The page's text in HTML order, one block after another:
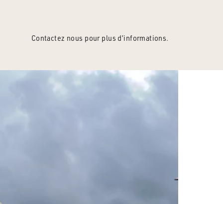
Contactez nous pour plus d’informations.